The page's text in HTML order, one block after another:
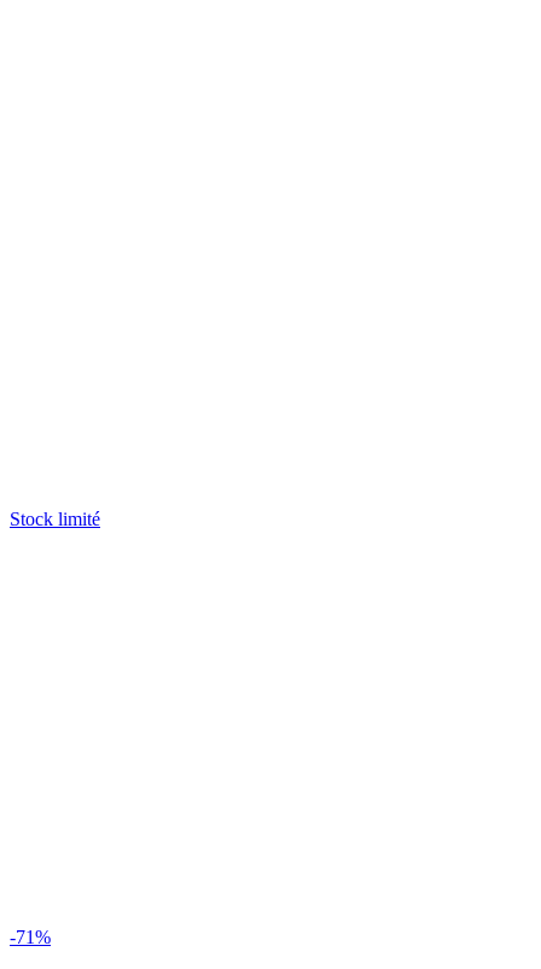
Stock limité
-71%